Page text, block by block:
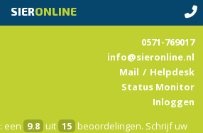
SIERONLINE
: een 9.8 uit 15 beoordelingen. Schrijf uw
0571-769017
info@sieronline.nl
Mail / Helpdesk
Status Monitor
Inloggen